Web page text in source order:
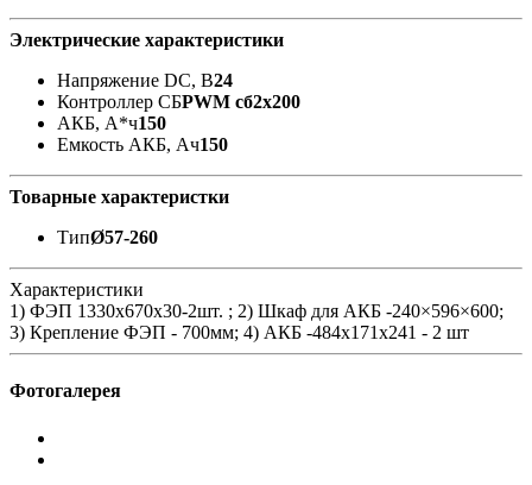
Электрические характеристики
Напряжение DC, В24
Контроллер СБPWM сб2x200
АКБ, А*ч150
Емкость АКБ, Ач150
Товарные характеристки
ТипØ57-260
Характеристики
1) ФЭП 1330х670x30-2шт. ; 2) Шкаф для АКБ -240×596×600;
3) Крепление ФЭП - 700мм; 4) АКБ -484x171x241 - 2 шт
Фотогалерея